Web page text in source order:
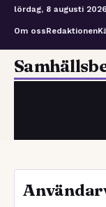
lördag, 8 augusti
Om ossRedaktionen
Hoppa